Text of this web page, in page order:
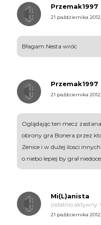
Przemak1997
21 października
Błagam Nesta wróc
Przemak1997
21 października
Oglądając ten mecz
obrony gra Bonera przez
Zenice i w dużej ilosci
o niebo lepiej by grał
Mi(L)anista
(ostatnio aktywny:
21 października